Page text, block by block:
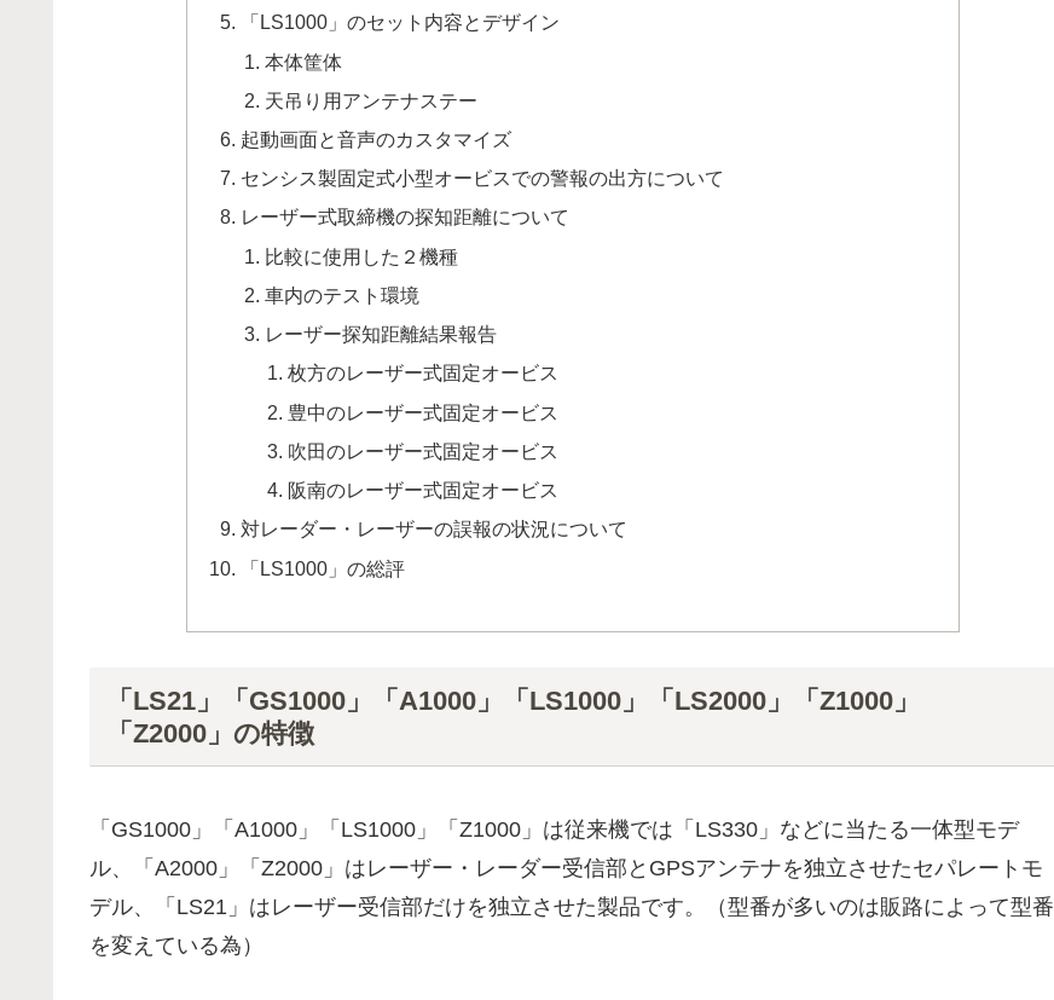
「LS1000」のセット内容とデザイン
本体筐体
天吊り用アンテナステー
起動画面と音声のカスタマイズ
センシス製固定式小型オービスでの警報の出方について
レーザー式取締機の探知距離について
比較に使用した２機種
車内のテスト環境
レーザー探知距離結果報告
枚方のレーザー式固定オービス
豊中のレーザー式固定オービス
吹田のレーザー式固定オービス
阪南のレーザー式固定オービス
対レーダー・レーザーの誤報の状況について
「LS1000」の総評
「LS21」「GS1000」「A1000」「LS1000」「LS2000」「Z1000」
「Z2000」の特徴
「GS1000」「A1000」「LS1000」「Z1000」は従来機では「LS330」などに当たる一体型モデ
ル、「A2000」「Z2000」はレーザー・レーダー受信部とGPSアンテナを独立させたセパレートモ
デル、「LS21」はレーザー受信部だけを独立させた製品です。（型番が多いのは販路によって型番
を変えている為）